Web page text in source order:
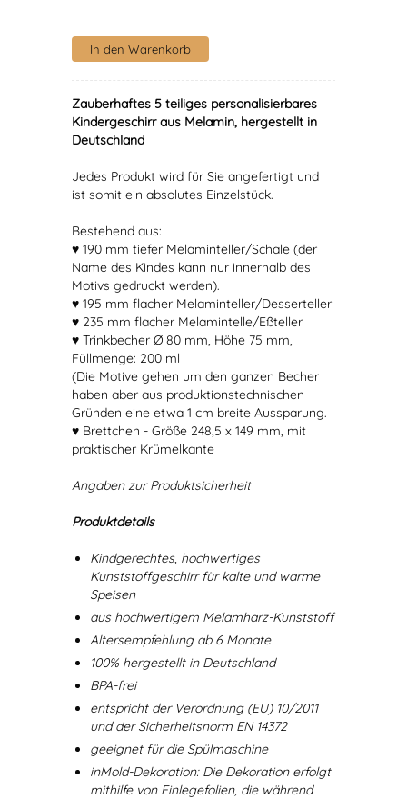
Zauberhaftes 5 teiliges personalisierbares
Kindergeschirr aus Melamin, hergestellt in
Deutschland
Jedes Produkt wird für Sie angefertigt und
ist somit ein absolutes Einzelstück.
Bestehend aus:
♥ 190 mm tiefer Melaminteller/Schale (der
Name des Kindes kann nur innerhalb des
Motivs gedruckt werden).
♥ 195 mm flacher Melaminteller/Desserteller
♥ 235 mm flacher Melamintelle/Eßteller
♥ Trinkbecher Ø 80 mm, Höhe 75 mm,
Füllmenge: 200 ml
(Die Motive gehen um den ganzen Becher
haben aber aus produktionstechnischen
Gründen eine etwa 1 cm breite Aussparung.
♥ Brettchen - Größe 248,5 x 149 mm, mit
praktischer Krümelkante
Angaben zur Produktsicherheit
Produktdetails
Kindgerechtes, hochwertiges
Kunststoffgeschirr für kalte und warme
Speisen
aus hochwertigem Melamharz-Kunststoff
Altersempfehlung ab 6 Monate
100% hergestellt in Deutschland
BPA-frei
entspricht der Verordnung (EU) 10/2011
und der Sicherheitsnorm EN 14372
geeignet für die Spülmaschine
inMold-Dekoration: Die Dekoration erfolgt
mithilfe von Einlegefolien, die während